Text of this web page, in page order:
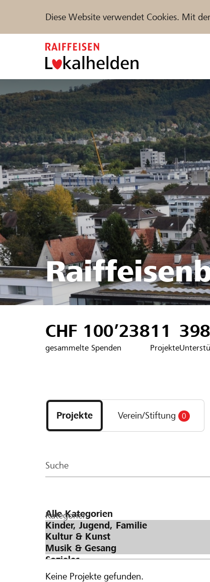
Diese Website verwendet Cookies. Mit
Unterstützen Hilfe & Support
Projekte und Organisationen finden
DE FR IT
CHF 100’238
gesammelte Spenden
11
Projekte
398
Projekte
und
Organisationen
Projekte Verein/Stiftung 0
Suche
Kategorien
Keine Projekte gefunden.